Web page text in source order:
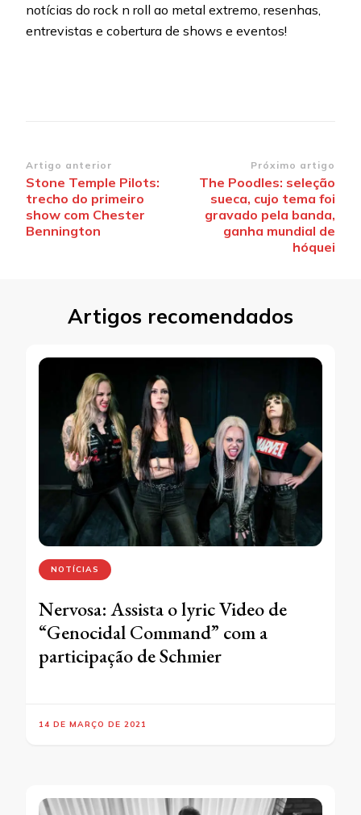
notícias do rock n roll ao metal extremo, resenhas,
entrevistas e cobertura de shows e eventos!
Navegação
de
post
Artigo anterior
Stone Temple Pilots:
trecho do primeiro
show com Chester
Bennington
Próximo artigo
The Poodles: seleção
sueca, cujo tema foi
gravado pela banda,
ganha mundial de
hóquei
Artigos recomendados
NOTÍCIAS
Nervosa: Assista o lyric Video de
“Genocidal Command” com a
participação de Schmier
14 DE MARÇO DE 2021